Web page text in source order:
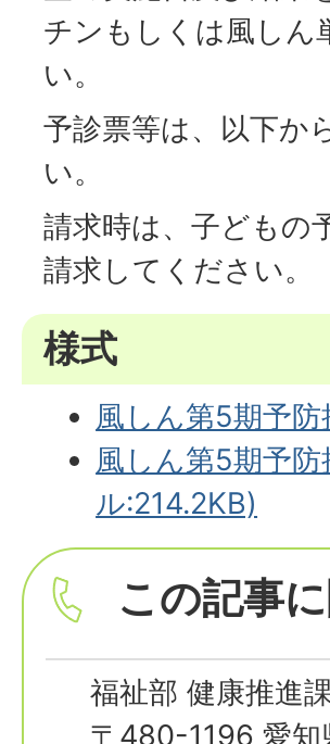
チンもしくは風しん
い。
予診票等は、以下か
い。
請求時は、子どもの
請求してください。
様式
風しん第5期予
風しん第5期予
ル:214.2KB)
この記事
福祉部 健康推進
〒480-1196 愛知